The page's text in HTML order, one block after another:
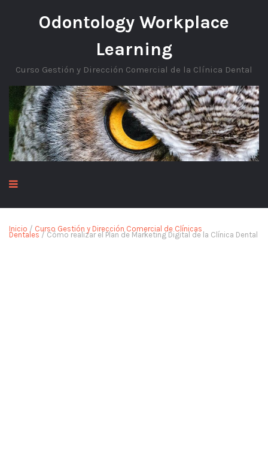
Odontology Workplace
Learning
Curso Gestión y Dirección Comercial de la Clínica Dental
Inicio / Curso Gestión y Dirección Comercial de Clínicas
Dentales / Cómo realizar el Plan de Marketing Digital de la Clínica Dental